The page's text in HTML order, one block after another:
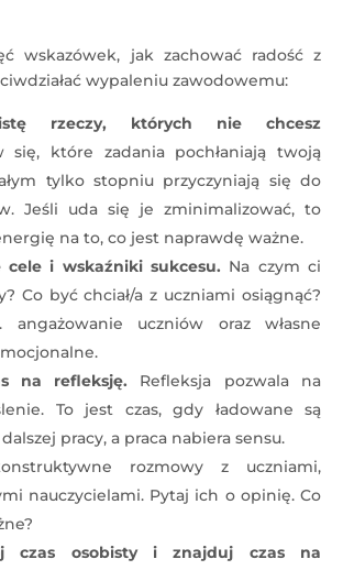
wskazówek, jak zachować radość z
wypaleniu zawodowemu:
rzeczy, których nie chcesz
się, które zadania pochłaniają twoją
tylko stopniu przyczyniają się do
Jeśli uda się je zminimalizować, to
na to, co jest naprawdę ważne.
cele i wskaźniki sukcesu. Na czym ci
Co być chciał/a z uczniami osiągnąć?
angażowanie uczniów oraz własne
na refleksję. Refleksja pozwala na
To jest czas, gdy ładowane są
pracy, a praca nabiera sensu.
rozmowy z uczniami,
nauczycielami. Pytaj ich o opinię. Co
czas osobisty i znajduj czas na